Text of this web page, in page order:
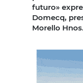
futuro»
Domecq,
Morello